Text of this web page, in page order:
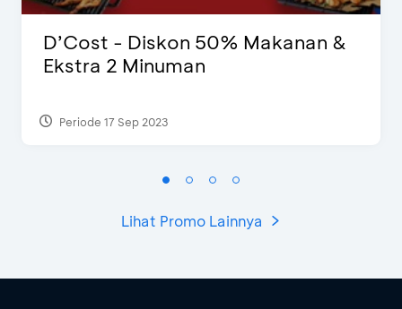
D’Cost - Diskon 50% Makanan &
Ekstra 2 Minuman
Periode 17 Sep 2023
Lihat Promo Lainnya